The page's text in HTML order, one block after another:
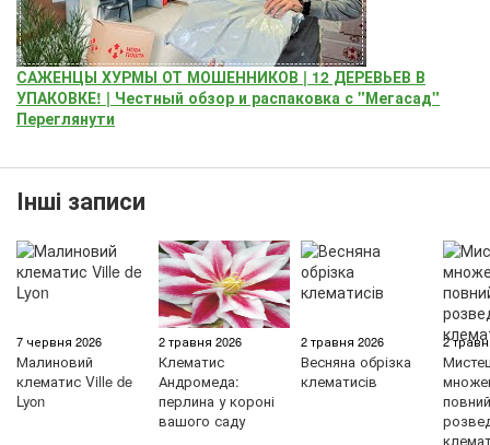
САЖЕНЦЫ ХУРМЫ ОТ МОШЕННИКОВ | 12 ДЕРЕВЬЕВ В
УПАКОВКЕ! | Честный обзор и распаковка с "Мегасад"
Переглянути
Інші записи
7 червня 2026
Малиновий
клематис Ville de
Lyon
2 травня 2026
Клематис
Андромеда:
перлина у короні
вашого саду
2 травня 2026
Весняна обрізка
клематисів
2
повний